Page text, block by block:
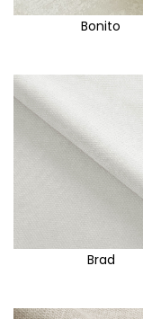
Bonito
Brad